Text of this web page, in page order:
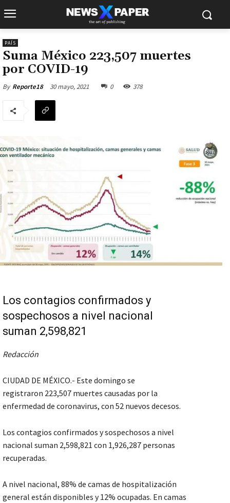
PAÍS
Suma México 223,507 muertes
por COVID-19
By Reporte18 30 mayo, 2021 0 378
Los contagios confirmados y
sospechosos a nivel nacional
suman 2,598,821
Redacción
CIUDAD DE MÉXICO.- Este domingo se
registraron 223,507 muertes causadas por la
enfermedad de coronavirus, con 52 nuevos decesos.
Los contagios confirmados y sospechosos a nivel
nacional suman 2,598,821 con 1,926,287 personas
recuperadas.
A nivel nacional, 88% de camas de hospitalización
general están disponibles y 12% ocupadas. En camas